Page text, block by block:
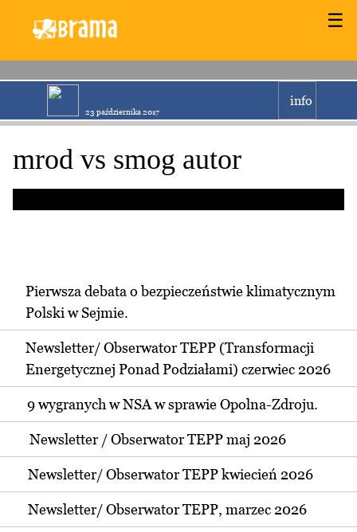
☰
23 października 2017
info
mrod vs smog autor
Pierwsza debata o bezpieczeństwie klimatycznym
Polski w Sejmie.
Newsletter/ Obserwator TEPP (Transformacji
Energetycznej Ponad Podziałami) czerwiec 2026
9 wygranych w NSA w sprawie Opolna-Zdroju.
Newsletter / Obserwator TEPP maj 2026
Newsletter/ Obserwator TEPP kwiecień 2026
Newsletter/ Obserwator TEPP, marzec 2026